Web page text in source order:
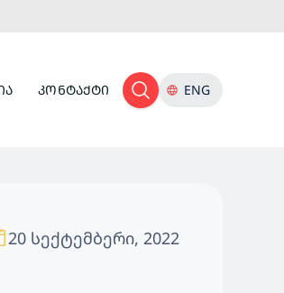
ᲙᲝᲜᲢᲐᲥᲢᲘ ENG
20 სექტემბერი, 2022